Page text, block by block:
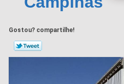
Gostou? compartilhe!